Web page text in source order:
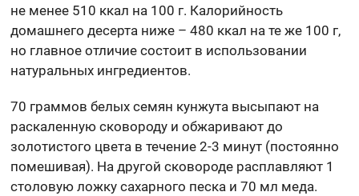
не менее 510 ккал на 100 г. Калорийность
домашнего десерта ниже – 480 ккал на те же 100 г,
но главное отличие состоит в использовании
натуральных ингредиентов.
70 граммов белых семян кунжута высыпают на
раскаленную сковороду и обжаривают до
золотистого цвета в течение 2-3 минут (постоянно
помешивая). На другой сковороде расплавляют 1
столовую ложку сахарного песка и 70 мл меда.